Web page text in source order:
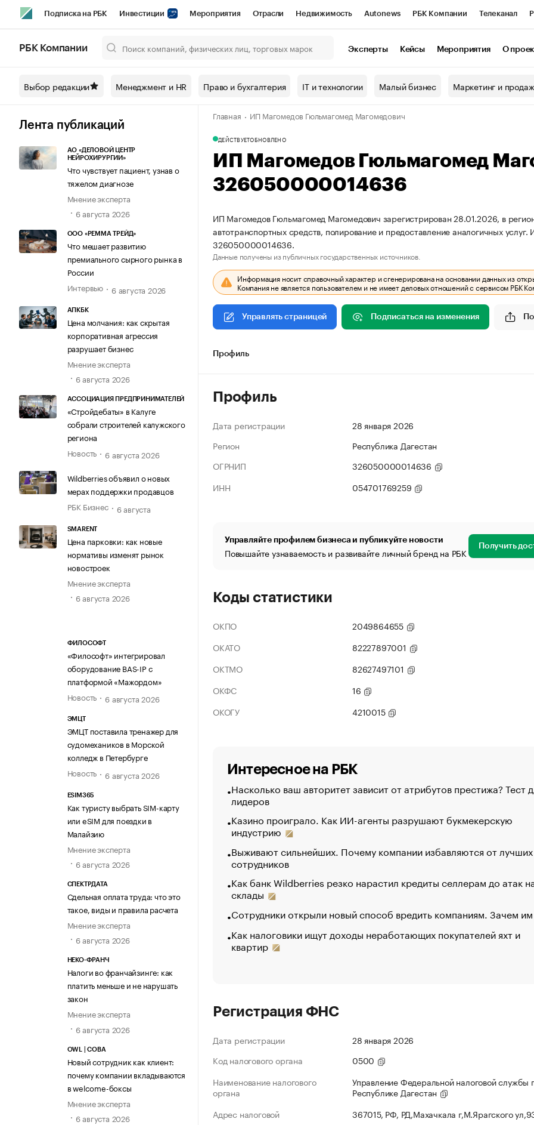
Подписка на РБК Инвестиции Мероприятия Отрасли Недвижимость Autonews РБК Компании Телеканал
Спецпроекты СПб Конференции СПб Спецпроекты Проверка контрагентов
Технологии и медиа Рынок наличной валюты
РБК Компании Эксперты Кейсы Мероприятия О
Выбор редакции Менеджмент и HR Право и бухгалтерия IT и технологии Малый бизнес Маркетинг и
Лента публикаций
АО «ДЕЛОВОЙ ЦЕНТР
НЕЙРОХИРУРГИИ»
Что чувствует пациент, узнав о
тяжелом диагнозе
Мнение эксперта
6 августа 2026
ООО «РЕММА ТРЕЙД»
Что мешает развитию
премиального сырного рынка в
России
Интервью
6 августа 2026
АПКБК
Цена молчания: как скрытая
корпоративная агрессия
разрушает бизнес
Мнение эксперта
6 августа 2026
АССОЦИАЦИЯ ПРЕДПРИНИМАТЕЛЕЙ
«Стройдебаты» в Калуге
собрали строителей калужского
региона
Новость
6 августа 2026
Wildberries объявил о новых
мерах поддержки продавцов
РБК Бизнес
6 августа
SMARENT
Цена парковки: как новые
нормативы изменят рынок
новостроек
Мнение эксперта
6 августа 2026
ФИЛОСОФТ
«Философт» интегрировал
оборудование BAS-IP с
платформой «Мажордом»
Новость
6 августа 2026
ЭМЦТ
ЭМЦТ поставила тренажер для
судомехаников в Морской
колледж в Петербурге
Новость
6 августа 2026
ESIM365
Как туристу выбрать SIM-карту
или eSIM для поездки в
Малайзию
Мнение эксперта
6 августа 2026
СПЕКТРДАТА
Сдельная оплата труда: что это
такое, виды и правила расчета
Мнение эксперта
6 августа 2026
НЕКО-ФРАНЧ
Налоги во франчайзинге: как
платить меньше и не нарушать
закон
Мнение эксперта
6 августа 2026
OWL | СОВА
Новый сотрудник как клиент:
почему компании вкладываются
в welcome-боксы
Мнение эксперта
6 августа 2026
Главная ИП Магомедов Гюльмагомед Магомедович
ДЕЙСТВУЕТОБНОВЛЕНО
ИП Магомедов Гюльмагомед
326050000014636
ИП Магомедов Гюльмагомед Магомедович зарегистрирован 28.01.2026, в
автотранспортных средств, полирование и предоставление аналогичных
326050000014636.
Данные получены из публичных государственных источников.
Информация носит справочный характер и сгенерирована на основании данных из
Компания не является пользователем и не имеет деловых отношений с сервисом РБК
Управлять страницей Подписаться на изменения
Профиль
Профиль
Дата регистрации
28 января 2026
Регион
Республика Дагестан
ОГРНИП
326050000014636
ИНН
054701769259
Управляйте профилем бизнеса и публикуйте новости
Повышайте узнаваемость и развивайте личный бренд на РБК Получить
Коды статистики
ОКПО
2049864655
ОКАТО
82227897001
ОКТМО
82627497101
ОКФС
16
ОКОГУ
4210015
Интересное на РБК
Насколько ваш авторитет зависит от атрибутов престижа? Тест
лидеров
Казино проиграло. Как ИИ-агенты разрушают букмекерскую
индустрию
Выживают сильнейших. Почему компании избавляются от лучших
сотрудников
Как банк Wildberries резко нарастил кредиты селлерам до атак
склады
Сотрудники открыли новый способ вредить компаниям. Зачем
Как налоговики ищут доходы неработающих покупателей яхт и
квартир
Регистрация ФНС
Дата регистрации
28 января 2026
Код налогового органа
0500
Наименование налогового
органа
Управление Федеральной налоговой службы
Республике Дагестан
Адрес налоговой
367015, РФ, РД,Махачкала г,М.Ярагского